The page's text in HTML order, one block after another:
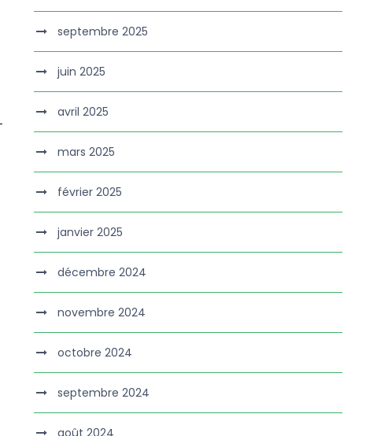
septembre 2025
juin 2025
avril 2025
mars 2025
février 2025
janvier 2025
décembre 2024
novembre 2024
octobre 2024
septembre 2024
août 2024